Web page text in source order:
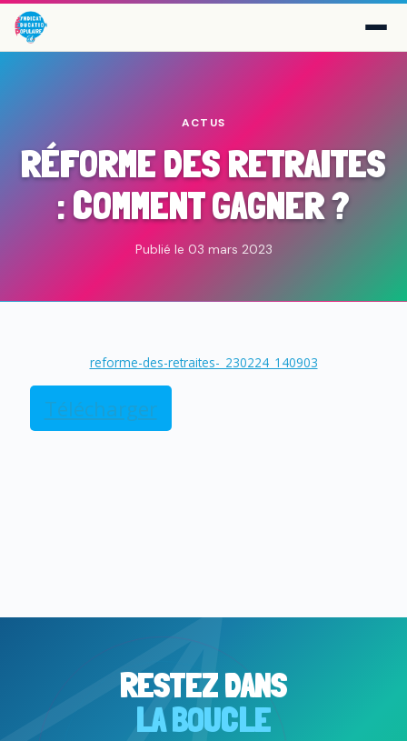
ACTUS
RÉFORME DES RETRAITES
: COMMENT GAGNER ?
Publié le 03 mars 2023
reforme-des-retraites-_230224_140903
Télécharger
RESTEZ DANS
LA BOUCLE